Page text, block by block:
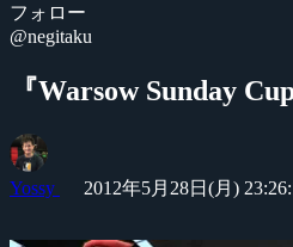
フォロー
@negitaku
『Warsow Sunday
Yossy 2012年5月28日(月)